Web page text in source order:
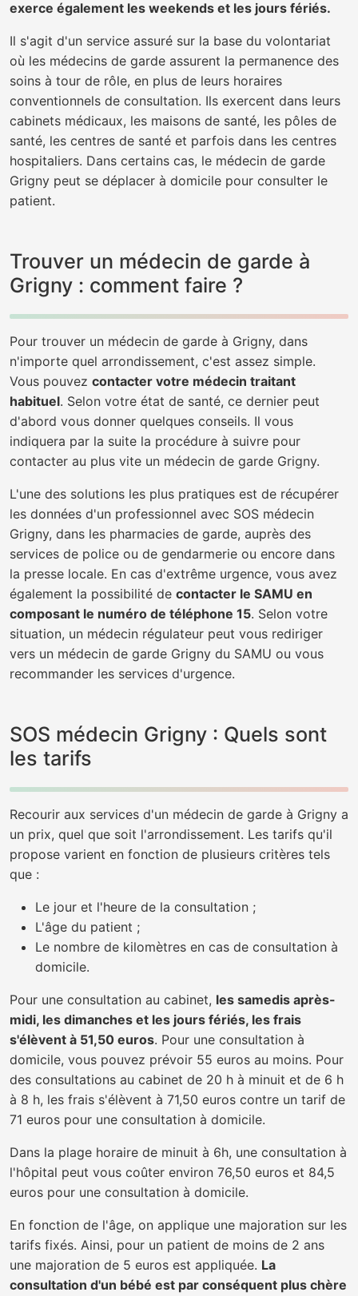
exerce également les weekends et les jours fériés.
Il s'agit d'un service assuré sur la base du volontariat
où les médecins de garde assurent la permanence des
soins à tour de rôle, en plus de leurs horaires
conventionnels de consultation. Ils exercent dans leurs
cabinets médicaux, les maisons de santé, les pôles de
santé, les centres de santé et parfois dans les centres
hospitaliers. Dans certains cas, le médecin de garde
Grigny peut se déplacer à domicile pour consulter le
patient.
Trouver un médecin de garde à
Grigny : comment faire ?
Pour trouver un médecin de garde à Grigny, dans
n'importe quel arrondissement, c'est assez simple.
Vous pouvez contacter votre médecin traitant
habituel. Selon votre état de santé, ce dernier peut
d'abord vous donner quelques conseils. Il vous
indiquera par la suite la procédure à suivre pour
contacter au plus vite un médecin de garde Grigny.
L'une des solutions les plus pratiques est de récupérer
les données d'un professionnel avec SOS médecin
Grigny, dans les pharmacies de garde, auprès des
services de police ou de gendarmerie ou encore dans
la presse locale. En cas d'extrême urgence, vous avez
également la possibilité de contacter le SAMU en
composant le numéro de téléphone 15. Selon votre
situation, un médecin régulateur peut vous rediriger
vers un médecin de garde Grigny du SAMU ou vous
recommander les services d'urgence.
SOS médecin Grigny : Quels sont
les tarifs
Recourir aux services d'un médecin de garde à Grigny a
un prix, quel que soit l'arrondissement. Les tarifs qu'il
propose varient en fonction de plusieurs critères tels
que :
Le jour et l'heure de la consultation ;
L'âge du patient ;
Le nombre de kilomètres en cas de consultation à
domicile.
Pour une consultation au cabinet, les samedis après-
midi, les dimanches et les jours fériés, les frais
s'élèvent à 51,50 euros. Pour une consultation à
domicile, vous pouvez prévoir 55 euros au moins. Pour
des consultations au cabinet de 20 h à minuit et de 6 h
à 8 h, les frais s'élèvent à 71,50 euros contre un tarif de
71 euros pour une consultation à domicile.
Dans la plage horaire de minuit à 6h, une consultation à
l'hôpital peut vous coûter environ 76,50 euros et 84,5
euros pour une consultation à domicile.
En fonction de l'âge, on applique une majoration sur les
tarifs fixés. Ainsi, pour un patient de moins de 2 ans
une majoration de 5 euros est appliquée. La
consultation d'un bébé est par conséquent plus chère